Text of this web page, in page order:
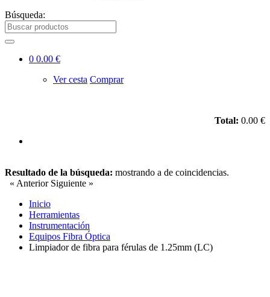
Búsqueda:
0 0.00 €
Ver cesta Comprar
Total: 0.00 €
Resultado de la búsqueda: mostrando a de coincidencias.
« Anterior Siguiente »
Inicio
Herramientas
Instrumentación
Equipos Fibra Óptica
Limpiador de fibra para férulas de 1.25mm (LC)